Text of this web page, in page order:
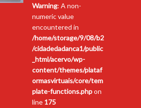
Warning: A non-
numeric value
encountered in
/home/storage/9/08/b2
/cidadedadanca1/public
_html/acervo/wp-
content/themes/plataf
ormasvirtuais/core/tem
plate-functions.phpon
line 175